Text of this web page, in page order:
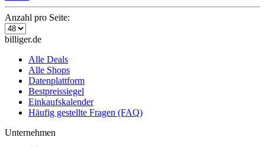
Anzahl pro Seite:
billiger.de
Alle Deals
Alle Shops
Datenplattform
Bestpreissiegel
Einkaufskalender
Häufig gestellte Fragen (FAQ)
Unternehmen